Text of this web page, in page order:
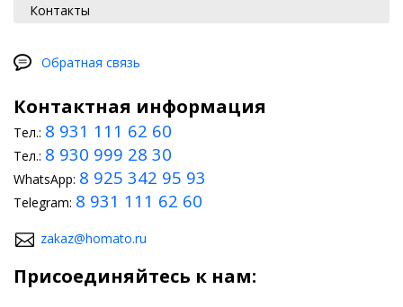
Контакты
Обратная связь
Контактная информация
Тел.: 8 931 111 62 60
Тел.: 8 930 999 28 30
WhatsApp: 8 925 342 95 93
Telegram: 8 931 111 62 60
zakaz@homato.ru
Присоединяйтесь к нам: